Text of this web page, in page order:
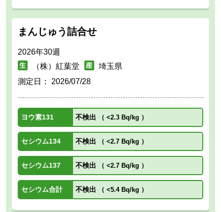
まんじゅう詰合せ
2026年30週
（株）紅葉堂
埼玉県
測定日： 2026/07/28
ヨウ素131 不検出 （ <2.3 Bq/kg ）
セシウム134 不検出 （ <2.7 Bq/kg ）
セシウム137 不検出 （ <2.7 Bq/kg ）
セシウム合計 不検出 （ <5.4 Bq/kg ）